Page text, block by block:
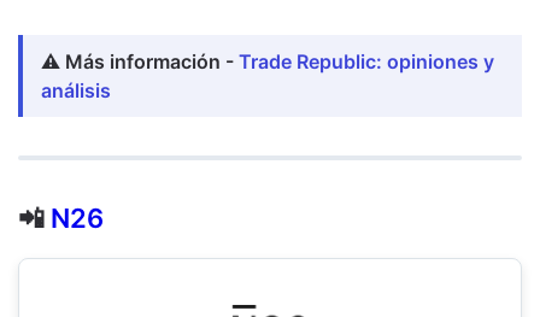
⚠️ Más información - Trade Republic: opiniones y
análisis
📲 N26